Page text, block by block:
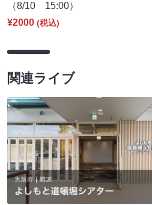
（8/10 15:00）
¥2000 (税込)
関連ライブ